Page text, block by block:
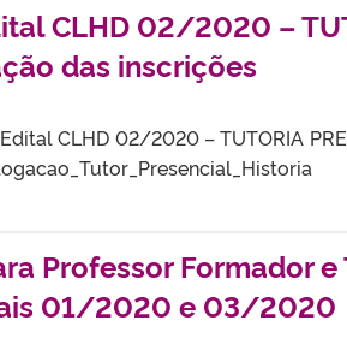
CLHD 02/2020 –
das inscrições
CLHD 02/2020 – TUTORIA
Professor Formador e
01/2020 e 03/2020